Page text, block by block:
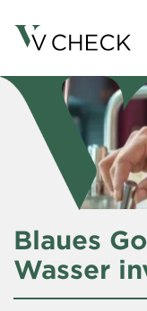
Blaues
Wasser